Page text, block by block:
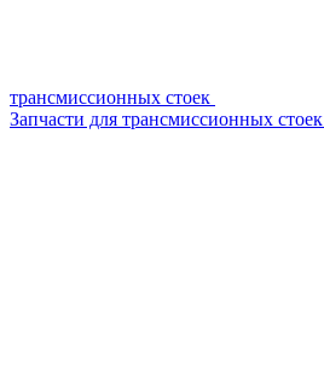
трансмиссионных стоек
Запчасти для трансмиссионных стоек